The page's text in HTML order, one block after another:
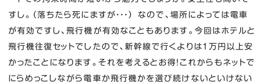
すし。（落ちたら死にますが・・・） なので、場所によっては電車
が有効ですし、飛行機が有効なこともあります。今回はホテルと
飛行機往復セットでしたので、新幹線で行くよりは１万円以上安
かったことになります。それを考えるとお得！これからもネットで
にらめっこしながら電車か飛行機かを選び続けないといけない